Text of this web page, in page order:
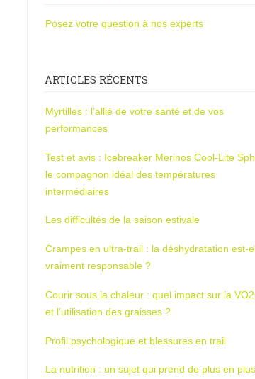
Posez votre question à nos experts
ARTICLES RÉCENTS
Myrtilles : l’allié de votre santé et de vos
performances
Test et avis : Icebreaker Merinos Cool-Lite
le compagnon idéal des températures
intermédiaires
Les difficultés de la saison estivale
Crampes en ultra-trail : la déshydratation est-
vraiment responsable ?
Courir sous la chaleur : quel impact sur la
et l’utilisation des graisses ?
Profil psychologique et blessures en trail
La nutrition : un sujet qui prend de plus en